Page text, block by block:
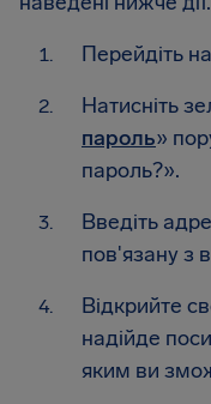
Перейдіть на
Натисніть
пароль»
пароль?».
Введіть
пов'язану з
Відкрийте
надійде
яким ви